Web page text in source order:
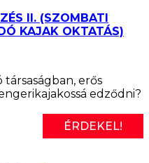
II. (SZOMBATI
KAJAK OKTATÁS)
erős
edződni?
ÉRDEKEL!